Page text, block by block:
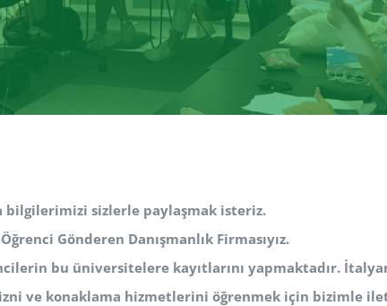
bilgilerimizi sizlerle paylaşmak isteriz.
Gönderen Danışmanlık Firmasıyız.
bu üniversitelere kayıtlarını yapmaktadır.
ve konaklama hizmetlerini öğrenmek için bizimle